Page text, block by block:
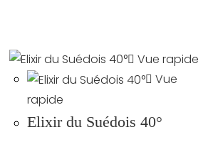
Vue rapide
Vue
rapide
Elixir du Suédois 40°